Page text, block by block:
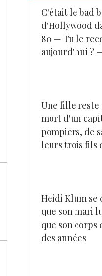
C'était le bad
d'Hollywood
80 — Tu le
aujourd'hui ?
Une fille reste
mort d'un
pompiers, de
leurs trois fils
tragédie
Heidi Klum se
que son mari
que son corps
des années